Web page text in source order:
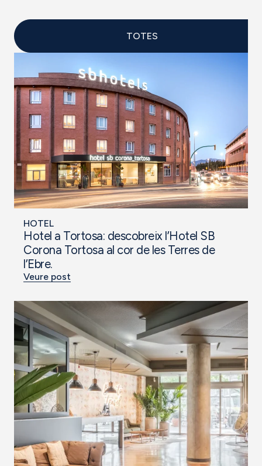
TOTES
HOTEL
Hotel a Tortosa: descobreix l’Hotel SB
Corona Tortosa al cor de les Terres de
l’Ebre.
Veure post